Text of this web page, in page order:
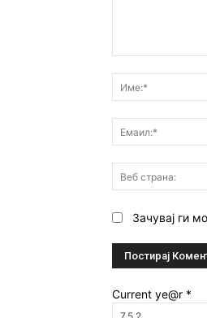
Зачувај ги
Current ye@r *